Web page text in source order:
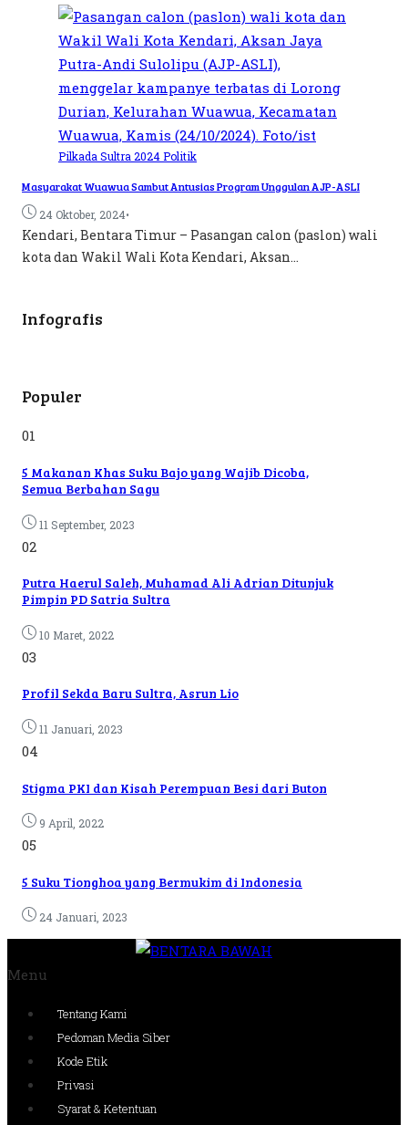
Pilkada Sultra 2024Politik
Masyarakat Wuawua Sambut Antusias Program Unggulan AJP-ASLI
24 Oktober, 2024•
Kendari, Bentara Timur – Pasangan calon (paslon) wali
kota dan Wakil Wali Kota Kendari, Aksan...
Infografis
Populer
01
5 Makanan Khas Suku Bajo yang Wajib Dicoba,
Semua Berbahan Sagu
11 September, 2023
02
Putra Haerul Saleh, Muhamad Ali Adrian Ditunjuk
Pimpin PD Satria Sultra
10 Maret, 2022
03
Profil Sekda Baru Sultra, Asrun Lio
11 Januari, 2023
04
Stigma PKI dan Kisah Perempuan Besi dari Buton
9 April, 2022
05
5 Suku Tionghoa yang Bermukim di Indonesia
24 Januari, 2023
Menu
Tentang Kami
Pedoman Media Siber
Kode Etik
Privasi
Syarat & Ketentuan